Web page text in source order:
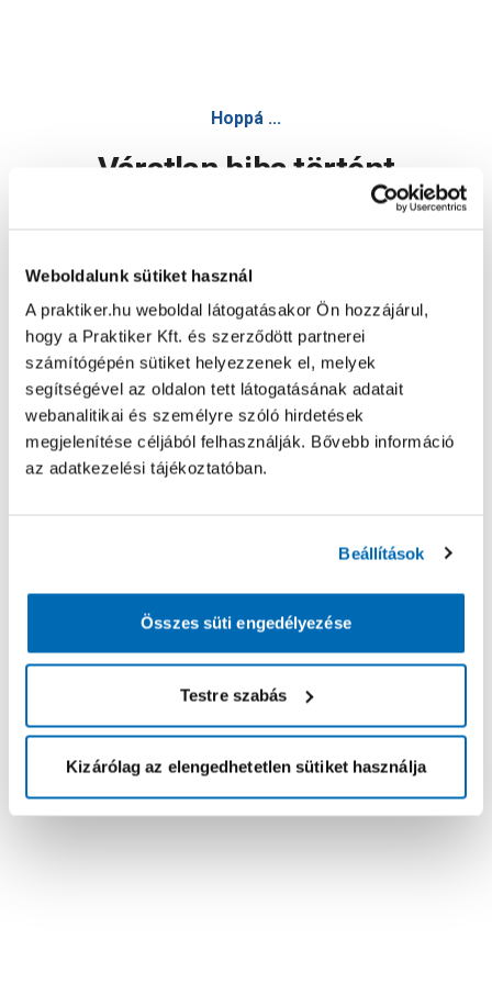
Weboldalunk sütiket használ
A praktiker.hu weboldal látogatásakor Ön hozzájárul,
hogy a Praktiker Kft. és szerződött partnerei
számítógépén sütiket helyezzenek el, melyek
segítségével az oldalon tett látogatásának adatait
webanalitikai és személyre szóló hirdetések
megjelenítése céljából felhasználják. Bővebb információ
az adatkezelési tájékoztatóban.
Beállítások
Összes süti engedélyezése
Testre szabás
Kizárólag az elengedhetetlen sütiket használja
Hoppá ...
Váratlan hiba történt
Oldal újratöltése